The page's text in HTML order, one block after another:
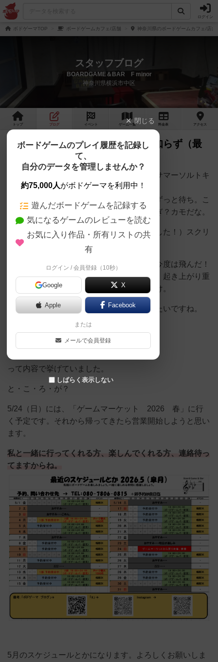
ログイン
ボドゲーマTOP ボードゲームカフェ/店舗 神奈川県のボードゲームカフェ/店舗
スタッフブログ
BOARDGAME＆BAR F minor
神奈川県横浜市中区
トップ ブログ イベント ゲーム一覧 料金 表 アクセス
ー修正版ー 井の中の豚、大海を知らず（最
近のスケジュールとか 2026.5）
（ソニックブーム・・・ソニックブーム。サマーソルトキ
ック！）
レバーをナナメ後ろに入れておいて、後はずっと待ち。こ
れだけで、勝ち確よ！（乱入音）お？ざんぎ？カモだな。
まずは、１発、ソニックブーム。っと（躱した！）スクリ
ュー唐揚げドライバー！？（吸われた！）
飛べよ。何で飛ばねーんだよ。ソニック！今度は飛んだ！
（間に合わない！３段コンボ）転ばされた。起き上がり重
ねられ、最後に唐揚げドライバー・・・負け。
ちょっと対戦形式での大会的な開催してみたいですね。
ー修正版ー
って内容で挙げていました。
と・こ・ろ・が？
5/24（日）には、「ゲームマーケット 2026 春」に行
く予定です。それから帰ってきたら営業開始しようと思い
ます。
私と一緒に行ってくれる方、楽しんでくれる方、連絡待っ
てますからね。
5月のスケジュールとかになります。よろしくお願いしま
閉じる
ボードゲームのプレイ履歴を記録し
て、
自分のデータを管理しませんか？
約75,000人がボドゲーマを利用中！
遊んだボードゲームを記録する
気になるゲームのレビューを読む
お気に入り作品・所有リストの共
有
ログイン / 会員登録（10秒）
Google X
Apple Facebook
または
メールで会員登録
しばらく表示しない